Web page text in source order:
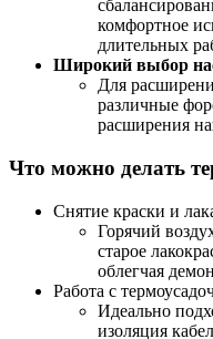
комфортное
длительных
Широкий выбор
Для
различные
расширения
Что можно делать
Снятие краски и
Горячий
старое
облегчая
Работа с
Идеально
изоляция